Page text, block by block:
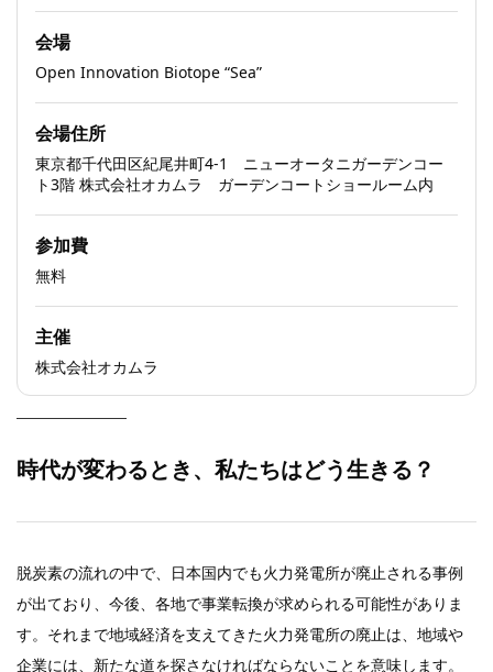
会場
Open Innovation Biotope “Sea”
会場住所
東京都千代田区紀尾井町4-1 ニューオータニガーデンコー
ト3階 株式会社オカムラ ガーデンコートショールーム内
参加費
無料
主催
株式会社オカムラ
時代が変わるとき、私たちはどう生きる？
脱炭素の流れの中で、日本国内でも火力発電所が廃止される事例
が出ており、今後、各地で事業転換が求められる可能性がありま
す。それまで地域経済を支えてきた火力発電所の廃止は、地域や
企業には、新たな道を探さなければならないことを意味します。